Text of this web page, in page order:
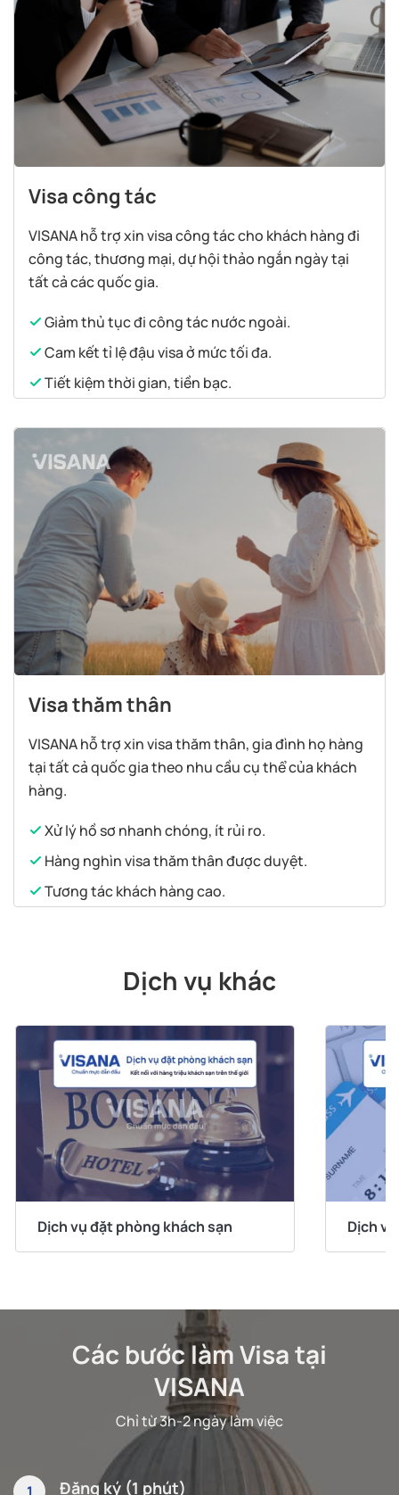
Visa công tác
VISANA hỗ trợ xin visa công tác cho khách hàng đi
công tác, thương mại, dự hội thảo ngắn ngày tại
tất cả các quốc gia.
Giảm thủ tục đi công tác nước ngoài.
Cam kết tỉ lệ đậu visa ở mức tối đa.
Tiết kiệm thời gian, tiền bạc.
Visa thăm thân
VISANA hỗ trợ xin visa thăm thân, gia đình họ hàng
tại tất cả quốc gia theo nhu cầu cụ thể của khách
hàng.
Xử lý hồ sơ nhanh chóng, ít rủi ro.
Hàng nghìn visa thăm thân được duyệt.
Tương tác khách hàng cao.
Dịch vụ khác
Dịch vụ đặt phòng khách sạn Dịch
Các bước làm Visa tại
VISANA
Chỉ từ 3h-2 ngày làm việc
Đăng ký (1 phút)